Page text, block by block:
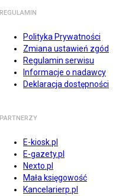
REGULAMIN
Polityka Prywatności
Zmiana ustawień zgód
Regulamin serwisu
Informacje o nadawcy
Deklaracja dostępności
PARTNERZY
E-kiosk.pl
E-gazety.pl
Nexto.pl
Mała księgowość
Kancelarierp.pl